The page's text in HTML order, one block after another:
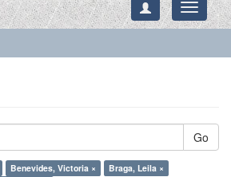
Toggle
Go
Benevides, Victoria ×
Braga, Leila ×